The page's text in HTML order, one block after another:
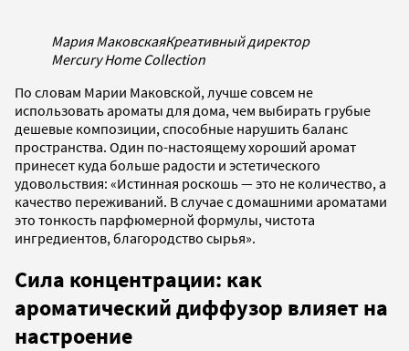
Мария МаковскаяКреативный директор
Mercury Home Collection
По словам Марии Маковской, лучше совсем не
использовать ароматы для дома, чем выбирать грубые
дешевые композиции, способные нарушить баланс
пространства. Один по-настоящему хороший аромат
принесет куда больше радости и эстетического
удовольствия: «Истинная роскошь — это не количество, а
качество переживаний. В случае с домашними ароматами
это тонкость парфюмерной формулы, чистота
ингредиентов, благородство сырья».
Сила концентрации: как
ароматический диффузор влияет на
настроение